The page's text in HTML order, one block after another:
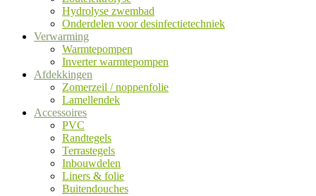
Hydrolyse zwembad
Onderdelen voor desinfectietechniek
Verwarming
Warmtepompen
Inverter warmtepompen
Afdekkingen
Zomerzeil / noppenfolie
Lamellendek
Accessoires
PVC
Randtegels
Terrastegels
Inbouwdelen
Liners & folie
Buitendouches